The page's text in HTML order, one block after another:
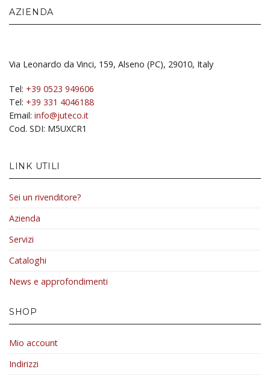
possono
pagina
AZIENDA
Via Leonardo da Vinci, 159, Alseno (PC), 29010, Italy
Tel: +39 0523 949606
Tel: +39 331 4046188
Email: info@juteco.it
Cod. SDI: M5UXCR1
LINK UTILI
Sei un rivenditore?
Azienda
Servizi
Cataloghi
News e approfondimenti
SHOP
Mio account
Indirizzi